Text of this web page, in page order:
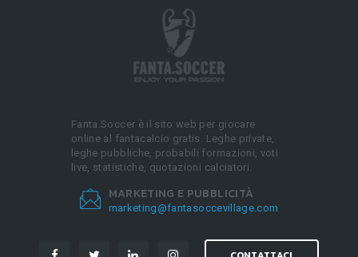
Fanta.Soccer è il sito web per giocare
online al fantacalcio gratis. Leghe private,
leghe pubbliche, probabili formazioni, voti
live, statistiche, quotazioni calciatori.
MARKETING E PUBBLICITÀ
marketing@fantasoccevillage.com